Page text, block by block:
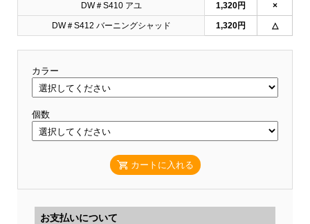
DW＃S410 アユ 1,320円 ×
DW＃S412 バーニングシャッド 1,320円 △
カラー
個数
カートに入れる
お支払いについて